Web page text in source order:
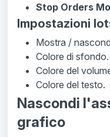
Stop Orders
Impostazioni
Mostra /
Colore di sfondo.
Colore del
Colore del testo.
Nascondi
grafico